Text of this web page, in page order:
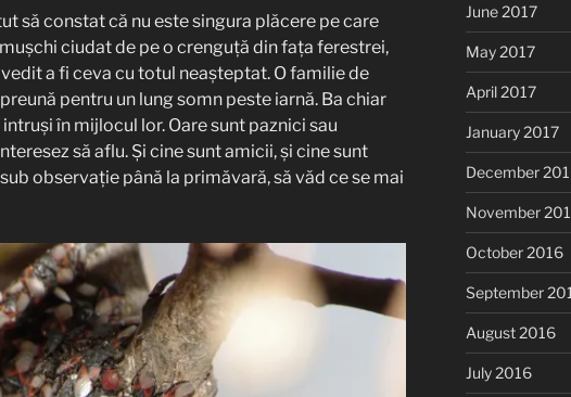
să constat că nu este singura plăcere pe care
ciudat de pe o crenguță din fața ferestrei,
a fi ceva cu totul neașteptat. O familie de
pentru un lung somn peste iarnă. Ba chiar
în mijlocul lor. Oare sunt paznici sau
să aflu. Și cine sunt amicii, și cine sunt
observație până la primăvară, să văd ce se mai
June 2017
May 2017
April 2017
January 2017
December
November
October 2016
September
August 2016
July 2016